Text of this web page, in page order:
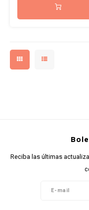
Reciba las últimas